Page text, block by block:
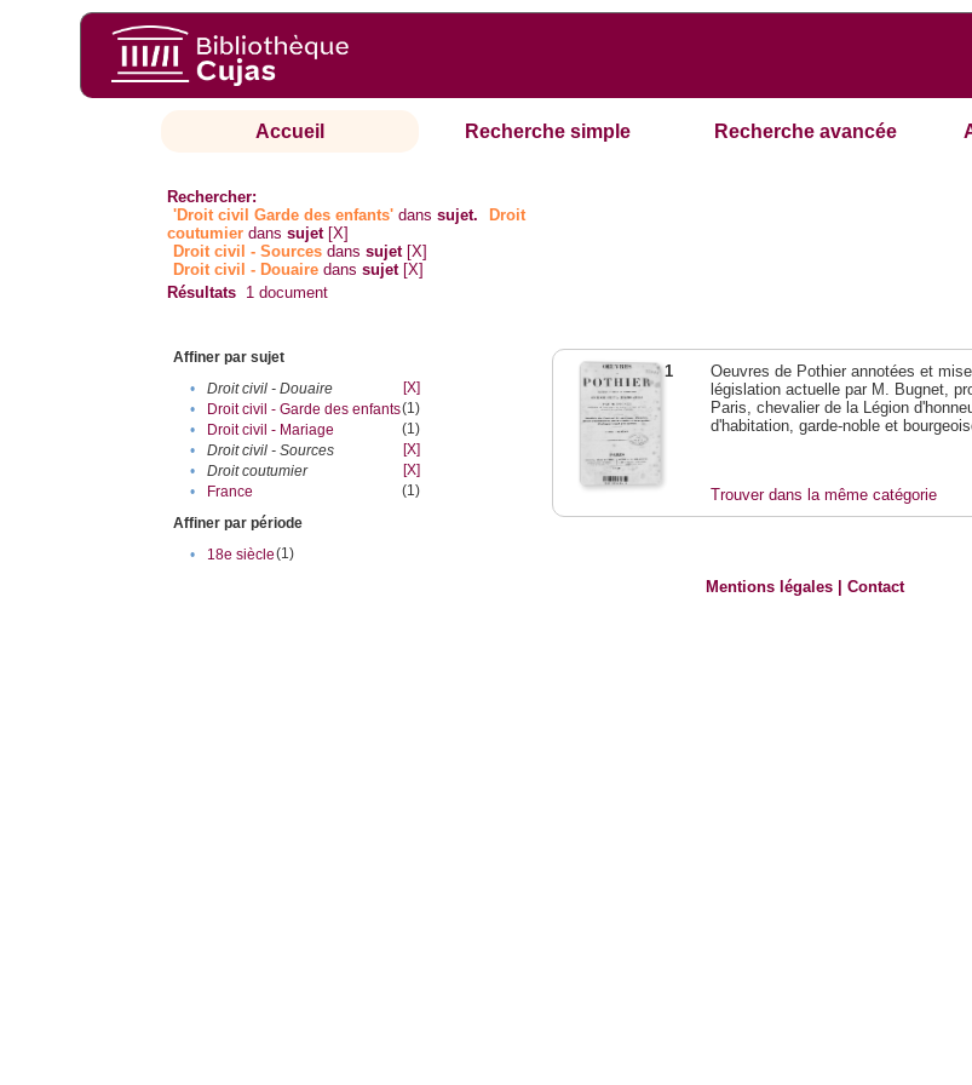
Accueil Recherche simple Recherche avancée
Rechercher:
'Droit civil Garde des enfants' danssujet.
Droit
coutumier danssujet [X]
Droit civil - Sources danssujet [X]
Droit civil - Douaire danssujet [X]
Résultats 1 document
Affiner par sujet
•
Droit civil - Douaire
[X]
•
Droit civil - Garde des enfants(1)
•
Droit civil - Mariage
(1)
•
Droit civil - Sources
[X]
•
Droit coutumier
[X]
•
France
(1)
Affiner par période
•
18e siècle(1)
1
Oeuvres de Pothier annotées et
législation actuelle par M. Bugnet,
Paris, chevalier de la Légion
d'habitation, garde-noble et
Trouver dans la même catégorie
Mentions légales |Contact